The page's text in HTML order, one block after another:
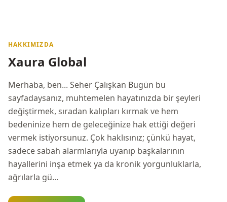
HAKKIMIZDA
Xaura Global
Merhaba, ben... Seher Çalışkan Bugün bu
sayfadaysanız, muhtemelen hayatınızda bir şeyleri
değiştirmek, sıradan kalıpları kırmak ve hem
bedeninize hem de geleceğinize hak ettiği değeri
vermek istiyorsunuz. Çok haklısınız; çünkü hayat,
sadece sabah alarmlarıyla uyanıp başkalarının
hayallerini inşa etmek ya da kronik yorgunluklarla,
ağrılarla gü...